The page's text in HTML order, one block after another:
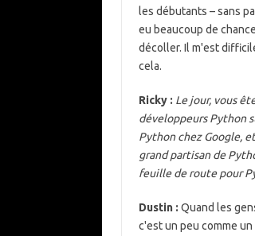
les débutants – sans
eu beaucoup de
décoller. Il m'est
cela.
Ricky : Le jour, vous
développeurs Python
Python chez Google,
grand partisan de
feuille de route pour
Dustin : Quand les
c'est un peu comme